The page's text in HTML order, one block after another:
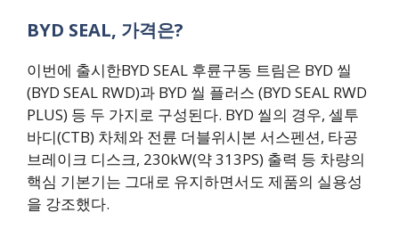
BYD SEAL, 가격은?
이번에 출시한BYD SEAL 후륜구동 트림은 BYD 씰
(BYD SEAL RWD)과 BYD 씰 플러스 (BYD SEAL RWD
PLUS) 등 두 가지로 구성된다. BYD 씰의 경우, 셀투
바디(CTB) 차체와 전륜 더블위시본 서스펜션, 타공
브레이크 디스크, 230kW(약 313PS) 출력 등 차량의
핵심 기본기는 그대로 유지하면서도 제품의 실용성
을 강조했다.